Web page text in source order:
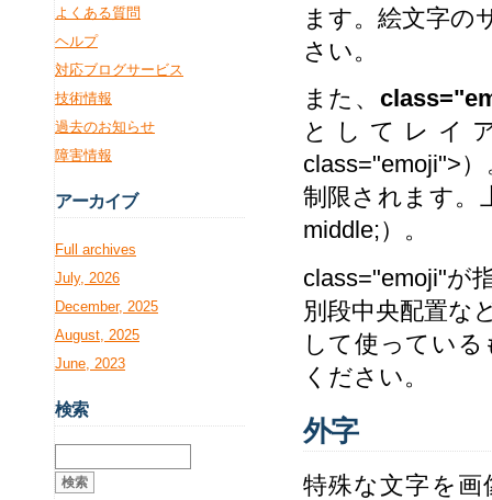
ます。絵文字の
さい。
また、
としてレイ
class="emoji">
制限されます。
middle;）。
class="emoji"が
別段中央配置な
して使ってい
ください。
外字
特殊な文字を
よくある質問
ヘルプ
対応ブログサービス
技術情報
過去のお知らせ
障害情報
アーカイブ
Full archives
July, 2026
December, 2025
August, 2025
June, 2023
検索